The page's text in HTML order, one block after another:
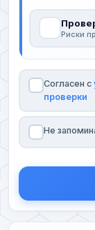
Риски
Согласен с
проверки
Не